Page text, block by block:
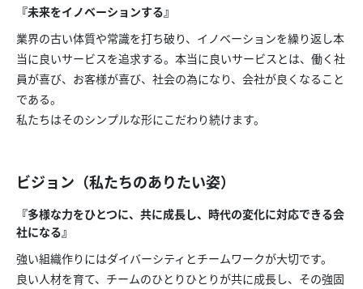
『未来をイノベーションする』
業界の古い体質や常識を打ち破り、イノベーションを繰り返し本
当に良いサービスを追求する。本当に良いサービスとは、働く社
員が喜び、お客様が喜び、社会の為になり、会社が良くなること
である。
私たちはそのシンプルな形にこだわり続けます。
ビジョン（私たちのありたい姿）
『多様な力をひとつに、共に成長し、時代の変化に対応できる会
社になる』
強い組織作りにはダイバーシティとチームワークが大切です。
良い人材を育て、チームのひとりひとりが共に成長し、その強固